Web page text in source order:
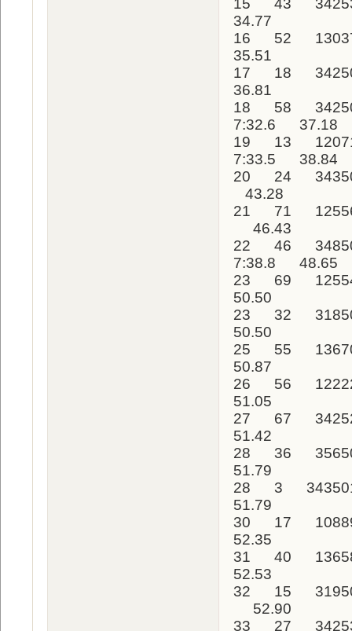
15 43
34.77
16 52
35.51
17 18
36.81
18 58
7:32.6 37.18
19 13
7:33.5 38.84
20 24
43.28
21 71
46.43
22 46
7:38.8 48.65
23 69
50.50
23 32
50.50
25 55
50.87
26 56
51.05
27 67
51.42
28 36
51.79
28 3
51.79
30 17
52.35
31 40
52.53
32 15
52.90
33 27